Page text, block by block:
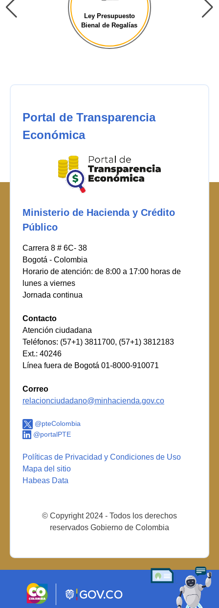
Ley Presupuesto
Bienal de Regalías
Portal de Transparencia
Económica
Ministerio de Hacienda y Crédito
Público
Carrera 8 # 6C- 38
Bogotá - Colombia
Horario de atención: de 8:00 a 17:00 horas de
lunes a viernes
Jornada continua
Contacto
Atención ciudadana
Teléfonos: (57+1) 3811700, (57+1) 3812183
Ext.: 40246
Línea fuera de Bogotá 01-8000-910071
Correo
relacionciudadano@minhacienda.gov.co
@pteColombia
@portalPTE
Políticas de Privacidad y Condiciones de Uso
Mapa del sitio
Habeas Data
© Copyright 2024 - Todos los derechos
reservados Gobierno de Colombia